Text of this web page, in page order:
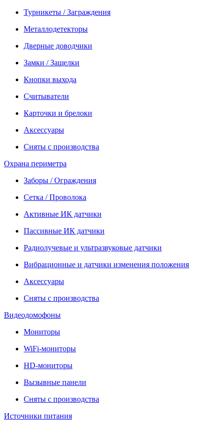
Турникеты / Заграждения
Металлодетекторы
Дверные доводчики
Замки / Защелки
Кнопки выхода
Считыватели
Карточки и брелоки
Аксессуары
Сняты с производства
Охрана периметра
Заборы / Ограждения
Сетка / Проволока
Активные ИК датчики
Пассивные ИК датчики
Радиолучевые и ультразвуковые датчики
Вибрационные и датчики изменения положения
Аксессуары
Сняты с производства
Видеодомофоны
Мониторы
WiFi-мониторы
HD-мониторы
Вызывные панели
Сняты с производства
Источники питания